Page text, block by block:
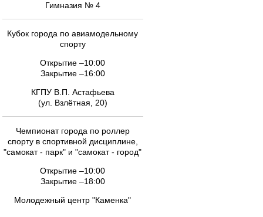
Гимназия № 4
Кубок города по авиамодельному
спорту
Открытие –10:00
Закрытие –16:00
КГПУ В.П. Астафьева
(ул. Взлётная, 20)
Чемпионат города по роллер
спорту в спортивной дисциплине,
"самокат - парк" и "самокат - город"
Открытие –10:00
Закрытие –18:00
Молодежный центр "Каменка"